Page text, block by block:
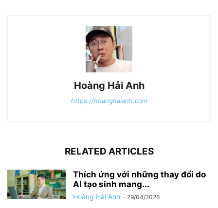
Hoàng Hải Anh
https://hoanghaianh.com
RELATED ARTICLES
Thích ứng với những thay đổi do
AI tạo sinh mang...
Hoàng Hải Anh - 29/04/2026